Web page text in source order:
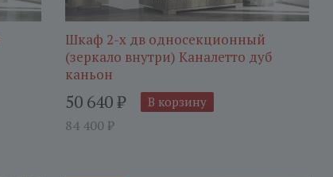
Шкаф 2-х дв односекционный
(зеркало внутри) Каналетто дуб
каньон
50 640₽
84 400 ₽
В корзину